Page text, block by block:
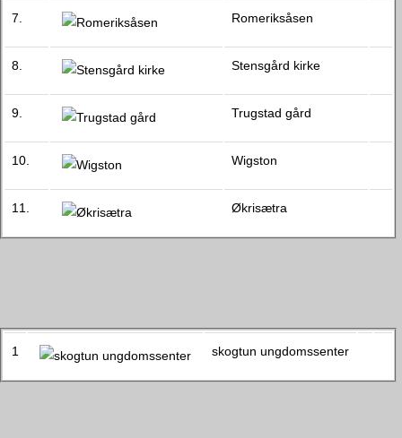
7. Romeriksåsen
8. Stensgård kirke
9. Trugstad gård
10. Wigston
11. Økrisætra
1 skogtun ungdomssenter